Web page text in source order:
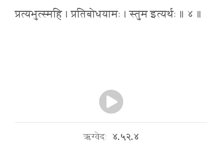
प्रत्यभुत्स्महि । प्रतिबोधयामः । स्तुम इत्यर्थः ॥ ४ ॥
ऋग्वेदः ४.५२.४